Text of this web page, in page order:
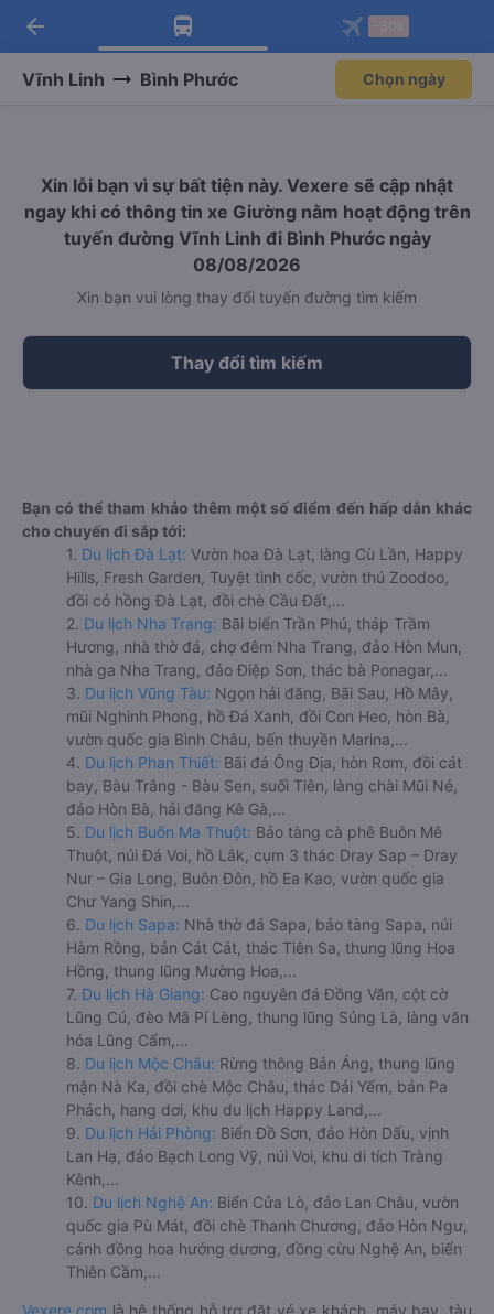
Tải app Vexere ngay!
Nhận ưu đãi thành viên độc
Mở app
Tải app Vexere
-30k/ghế khi đặt vé máy bay qua
Mở app
arrow_back
Vĩnh Linh Bình Phước Chọn ngày
Xin lỗi bạn vì sự bất tiện này. Vexere sẽ cập nhật
ngay khi có thông tin xe Giường nằm hoạt động trên
tuyến đường Vĩnh Linh đi Bình Phước ngày
08/08/2026
Xin bạn vui lòng thay đổi tuyến đường tìm kiếm
Thay đổi tìm kiếm
Bạn có thể tham khảo thêm một số điểm đến hấp dẫn khác
cho chuyến đi sắp tới:
1. Du lịch Đà Lạt: Vườn hoa Đà Lạt, làng Cù Lần, Happy
Hills, Fresh Garden, Tuyệt tình cốc, vườn thú Zoodoo,
đồi cỏ hồng Đà Lạt, đồi chè Cầu Đất,...
2. Du lịch Nha Trang: Bãi biển Trần Phú, tháp Trầm
Hương, nhà thờ đá, chợ đêm Nha Trang, đảo Hòn Mun,
nhà ga Nha Trang, đảo Điệp Sơn, thác bà Ponagar,...
3. Du lịch Vũng Tàu: Ngọn hải đăng, Bãi Sau, Hồ Mây,
mũi Nghinh Phong, hồ Đá Xanh, đồi Con Heo, hòn Bà,
vườn quốc gia Bình Châu, bến thuyền Marina,...
4. Du lịch Phan Thiết: Bãi đá Ông Địa, hòn Rơm, đồi cát
bay, Bàu Trắng - Bàu Sen, suối Tiên, làng chài Mũi Né,
đảo Hòn Bà, hải đăng Kê Gà,...
5. Du lịch Buôn Ma Thuột: Bảo tàng cà phê Buôn Mê
Thuột, núi Đá Voi, hồ Lắk, cụm 3 thác Dray Sap – Dray
Nur – Gia Long, Buôn Đôn, hồ Ea Kao, vườn quốc gia
Chư Yang Shin,...
6. Du lịch Sapa: Nhà thờ đá Sapa, bảo tàng Sapa, núi
Hàm Rồng, bản Cát Cát, thác Tiên Sa, thung lũng Hoa
Hồng, thung lũng Mường Hoa,...
7. Du lịch Hà Giang: Cao nguyên đá Đồng Văn, cột cờ
Lũng Cú, đèo Mã Pí Lèng, thung lũng Sủng Là, làng văn
hóa Lũng Cẩm,...
8. Du lịch Mộc Châu: Rừng thông Bản Áng, thung lũng
mận Nà Ka, đồi chè Mộc Châu, thác Dải Yếm, bản Pa
Phách, hang dơi, khu du lịch Happy Land,...
9. Du lịch Hải Phòng: Biển Đồ Sơn, đảo Hòn Dấu, vịnh
Lan Hạ, đảo Bạch Long Vỹ, núi Voi, khu di tích Tràng
Kênh,...
10. Du lịch Nghệ An: Biển Cửa Lò, đảo Lan Châu, vườn
quốc gia Pù Mát, đồi chè Thanh Chương, đảo Hòn Ngư,
cánh đồng hoa hướng dương, đồng cừu Nghệ An, biển
Thiên Cầm,...
Vexere.com là hệ thống hỗ trợ đặt vé xe khách, máy bay, tàu